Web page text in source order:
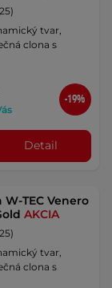
tvar,
clona s
-19%
Detail
TEC Venero
AKCIA
tvar,
clona s